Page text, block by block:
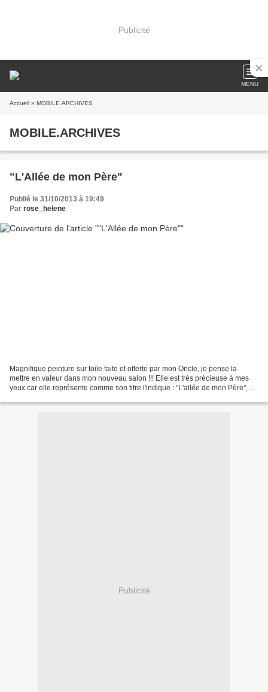
Publicité
MENU
Accueil » MOBILE.ARCHIVES
MOBILE.ARCHIVES
"L'Allée de mon Père"
Publié le 31/10/2013 à 19:49
Par rose_helene
Magnifique peinture sur toile faite et offerte par mon Oncle, je pense la
mettre en valeur dans mon nouveau salon !!! Elle est très précieuse à mes
yeux car elle représente comme son titre l'indique : "L'allée de mon Père",
Publicité